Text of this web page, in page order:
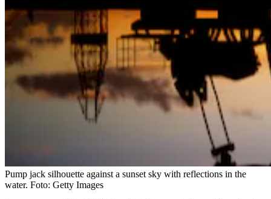
Pump jack silhouette against a sunset sky with reflections in the
water. Foto: Getty Images